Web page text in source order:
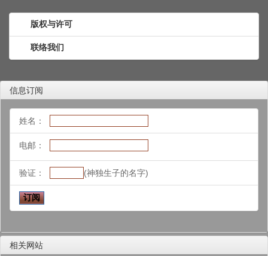
版权与许可
联络我们
信息订阅
姓名：
电邮：
验证： (神独生子的名字)
相关网站